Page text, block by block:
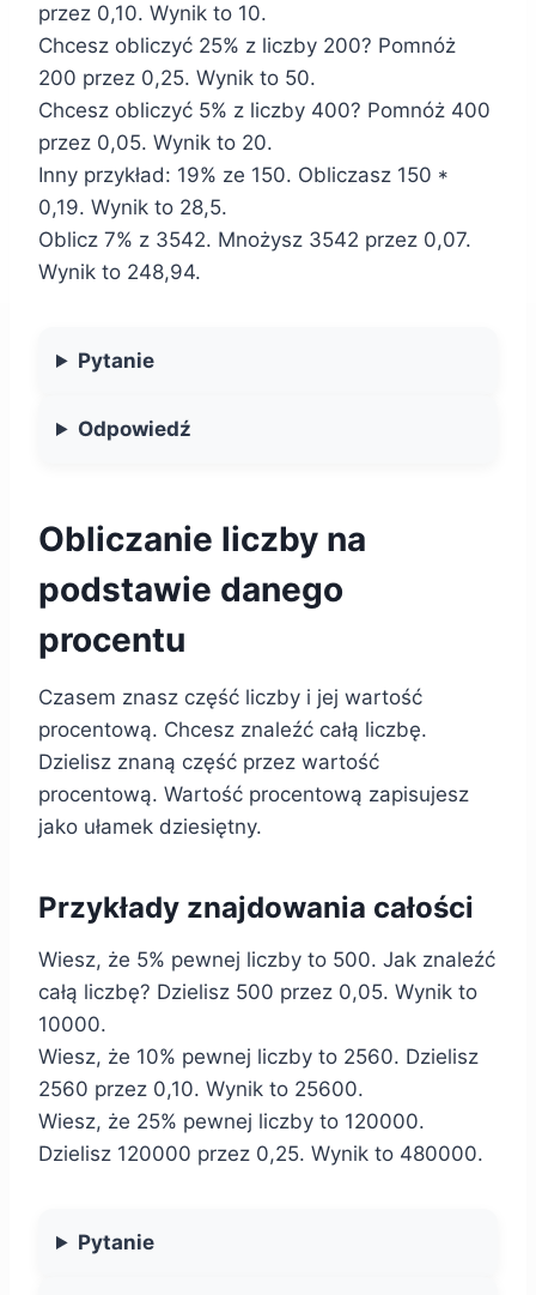
przez 0,10. Wynik to 10.
Chcesz obliczyć 25% z liczby 200? Pomnóż
200 przez 0,25. Wynik to 50.
Chcesz obliczyć 5% z liczby 400? Pomnóż 400
przez 0,05. Wynik to 20.
Inny przykład: 19% ze 150. Obliczasz 150 *
0,19. Wynik to 28,5.
Oblicz 7% z 3542. Mnożysz 3542 przez 0,07.
Wynik to 248,94.
Pytanie
Odpowiedź
Obliczanie liczby na
podstawie danego
procentu
Czasem znasz część liczby i jej wartość
procentową. Chcesz znaleźć całą liczbę.
Dzielisz znaną część przez wartość
procentową. Wartość procentową zapisujesz
jako ułamek dziesiętny.
Przykłady znajdowania całości
Wiesz, że 5% pewnej liczby to 500. Jak znaleźć
całą liczbę? Dzielisz 500 przez 0,05. Wynik to
10000.
Wiesz, że 10% pewnej liczby to 2560. Dzielisz
2560 przez 0,10. Wynik to 25600.
Wiesz, że 25% pewnej liczby to 120000.
Dzielisz 120000 przez 0,25. Wynik to 480000.
Pytanie